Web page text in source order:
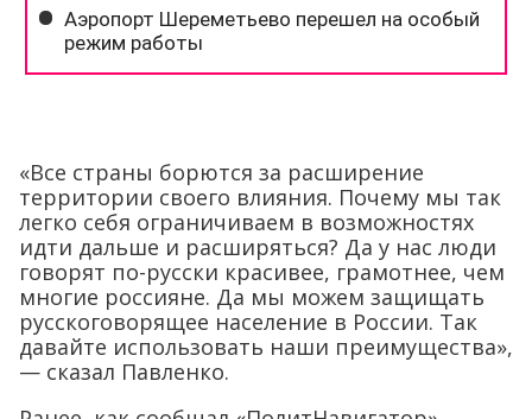
«Все страны борются за расширение
территории своего влияния. Почему мы так
легко себя ограничиваем в возможностях
идти дальше и расширяться? Да у нас люди
говорят по-русски красивее, грамотнее, чем
многие россияне. Да мы можем защищать
русскоговорящее население в России. Так
давайте использовать наши преимущества»,
— сказал Павленко.